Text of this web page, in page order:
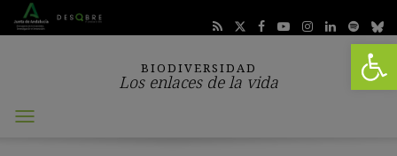
Abrir
BIODIVERSIDAD
Los enlaces de la vida
Abrir